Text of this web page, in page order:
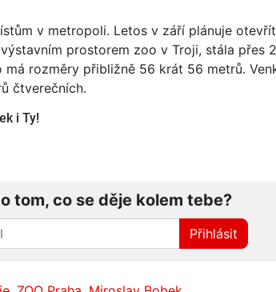
v metropoli. Letos v září plánuje
prostorem zoo v Troji, stála přes
rozměry přibližně 56 krát 56 metrů.
čtverečních.
i Ty!
tom, co se děje kolem tebe?
Přihlásit